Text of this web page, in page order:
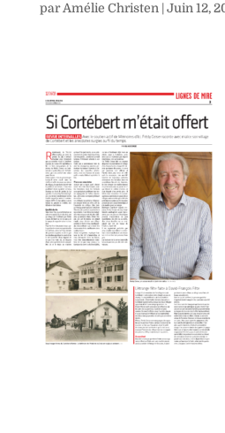
parAmélie Christen | Juin 12,